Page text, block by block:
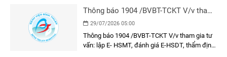
Bình Thuận
Thông báo 1904 /BVBT-TCKT V/v tham
gia tư vấn: lập E- HSMT, đánh giá E-
HSDT, thẩm định E-HSMT và kết quả
lựa chọn nhà thầu gói thầu: Trang phục
29/07/2026 05:00
Thông báo 1904 /BVBT-TCKT V/v tham gia tư
vấn: lập E- HSMT, đánh giá E-HSDT, thẩm định